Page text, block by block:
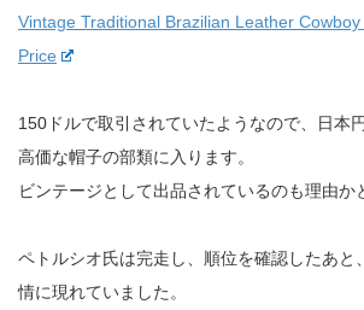
Vintage Traditional Brazilian Leather
Price
150ドルで取引されていたようなので、日本
高価な帽子の部類に入ります。
ビンテージとして出品されているのも理由か
ペトルシオ氏は完走し、順位を確認したあと
情に現れていました。